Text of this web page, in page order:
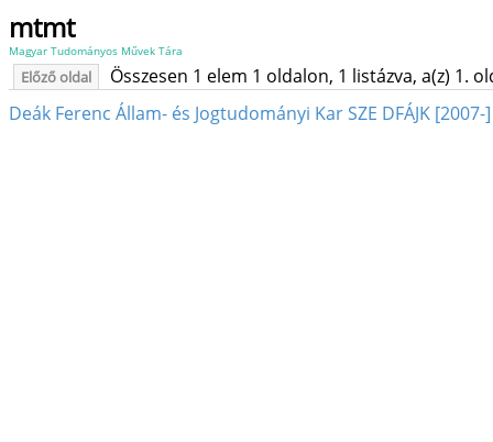
mtmt
Magyar Tudományos Művek Tára
Előző oldal
Összesen 1 elem 1 oldalon, 1 listázva, a(z) 1.
Deák Ferenc Állam- és Jogtudományi Kar SZE DFÁJK [2007-]